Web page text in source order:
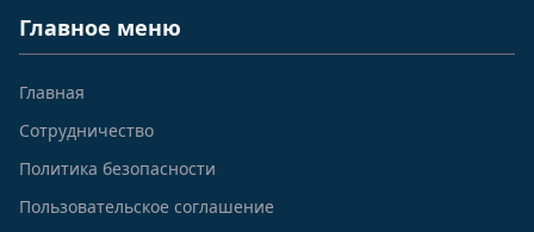
Главное меню
Главная
Сотрудничество
Политика безопасности
Пользовательское соглашение